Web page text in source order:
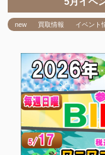
new 買取情報 イベント